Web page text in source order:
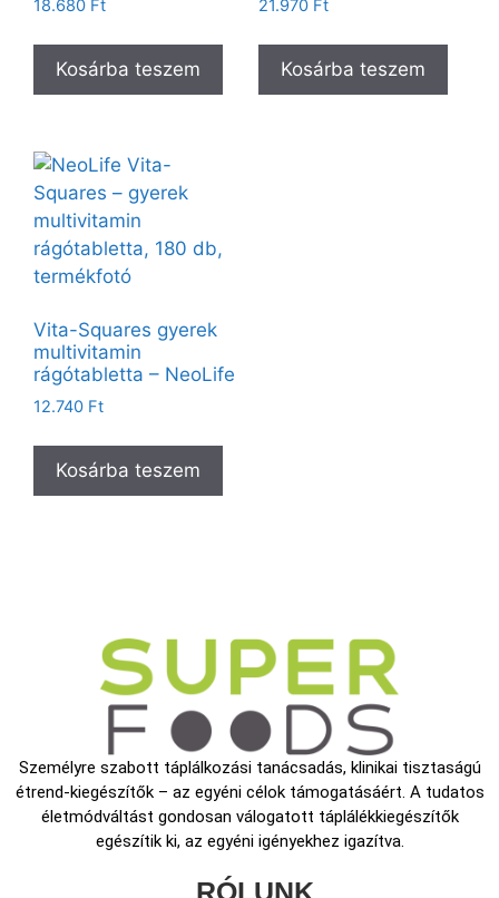
18.680 Ft
Kosárba teszem
21.970 Ft
Kosárba teszem
Vita-Squares gyerek
multivitamin
rágótabletta – NeoLife
12.740 Ft
Kosárba teszem
Személyre szabott táplálkozási tanácsadás, klinikai tisztaságú
étrend-kiegészítők – az egyéni célok támogatásáért. A tudatos
életmódváltást gondosan válogatott táplálékkiegészítők
egészítik ki, az egyéni igényekhez igazítva.